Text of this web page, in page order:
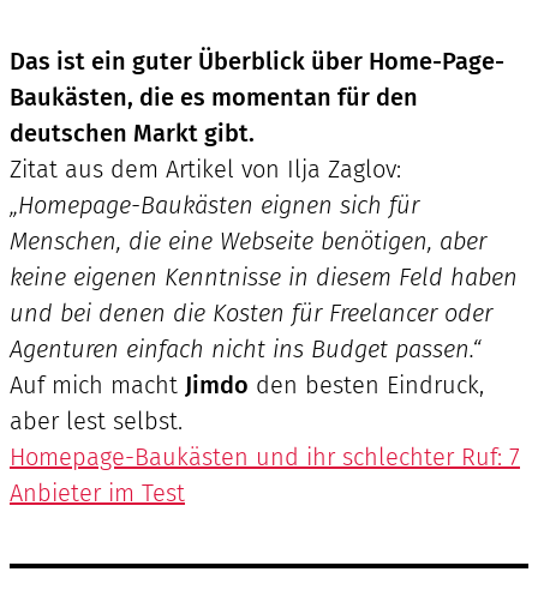
Das ist ein guter Überblick über Home-Page-
Baukästen, die es momentan für den
deutschen Markt gibt.
Zitat aus dem Artikel von Ilja Zaglov:
„Homepage-Baukästen eignen sich für
Menschen, die eine Webseite benötigen, aber
keine eigenen Kenntnisse in diesem Feld haben
und bei denen die Kosten für Freelancer oder
Agenturen einfach nicht ins Budget passen.“
Auf mich macht Jimdo den besten Eindruck,
aber lest selbst.
Homepage-Baukästen und ihr schlechter Ruf: 7
Anbieter im Test